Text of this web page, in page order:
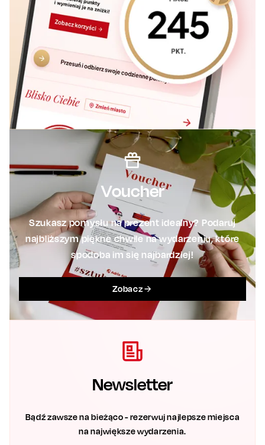
Voucher
Szukasz pomysłu na prezent idealny? Podaruj
najbliższym piękne chwile na wydarzeniu, które
spodoba im się najbardziej!
Zobacz
Newsletter
Bądź zawsze na bieżąco - rezerwuj najlepsze miejsca
na największe wydarzenia.